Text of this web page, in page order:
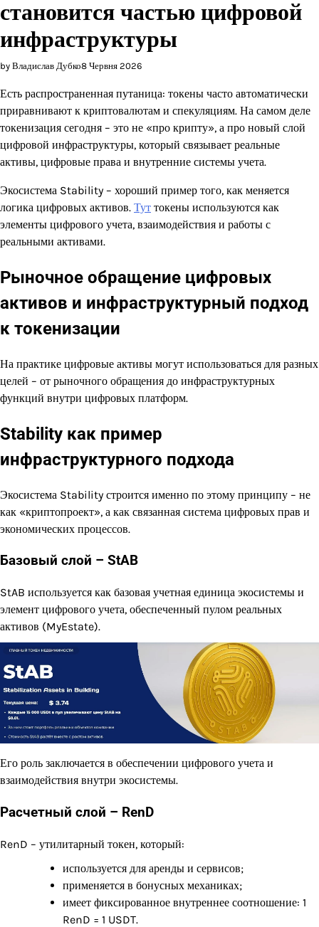
становится частью цифровой
инфраструктуры
by Владислав Дубко8 Червня 2026
Есть распространенная путаница: токены часто автоматически
приравнивают к криптовалютам и спекуляциям. На самом деле
токенизация сегодня – это не «про крипту», а про новый слой
цифровой инфраструктуры, который связывает реальные
активы, цифровые права и внутренние системы учета.
Экосистема Stability – хороший пример того, как меняется
логика цифровых активов. Тут токены используются как
элементы цифрового учета, взаимодействия и работы с
реальными активами.
Рыночное обращение цифровых
активов и инфраструктурный подход
к токенизации
На практике цифровые активы могут использоваться для разных
целей – от рыночного обращения до инфраструктурных
функций внутри цифровых платформ.
Stability как пример
инфраструктурного подхода
Экосистема Stability строится именно по этому принципу – не
как «криптопроект», а как связанная система цифровых прав и
экономических процессов.
Базовый слой – StAB
StAB используется как базовая учетная единица экосистемы и
элемент цифрового учета, обеспеченный пулом реальных
активов (MyEstate).
Его роль заключается в обеспечении цифрового учета и
взаимодействия внутри экосистемы.
Расчетный слой – RenD
RenD – утилитарный токен, который:
используется для аренды и сервисов;
применяется в бонусных механиках;
имеет фиксированное внутреннее соотношение: 1
RenD = 1 USDT.